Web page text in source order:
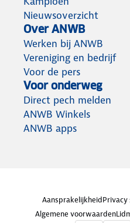
Nieuwsoverzicht
Over ANWB
Werken bij ANWB
Vereniging en bedrijf
Voor de pers
Voor onderweg
Direct pech melden
ANWB Winkels
ANWB apps
Aansprakelijkheid
Algemene voorwaarden